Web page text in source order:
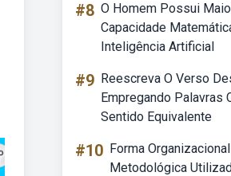
#8 O Homem Possui
Capacidade
Inteligência Artificial
#9 Reescreva O Verso
Empregando Palavras
Sentido Equivalente
#10 Forma
Metodológica